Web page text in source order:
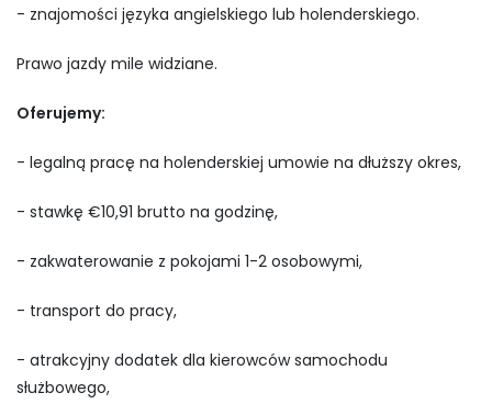
- znajomości języka angielskiego lub holenderskiego.
Prawo jazdy mile widziane.
Oferujemy:
- legalną pracę na holenderskiej umowie na dłuższy okres,
- stawkę €10,91 brutto na godzinę,
- zakwaterowanie z pokojami 1-2 osobowymi,
- transport do pracy,
- atrakcyjny dodatek dla kierowców samochodu
służbowego,